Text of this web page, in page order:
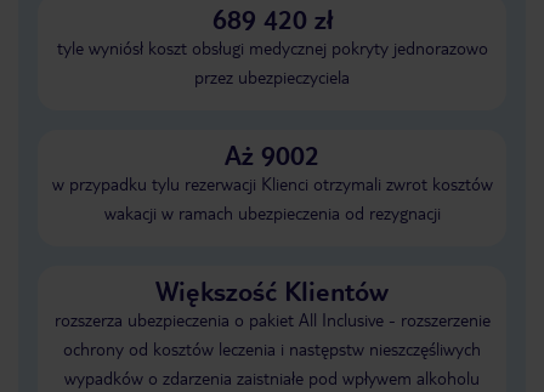
689 420 zł
tyle wyniósł koszt obsługi medycznej pokryty jednorazowo
przez ubezpieczyciela
Aż 9002
w przypadku tylu rezerwacji Klienci otrzymali zwrot kosztów
wakacji w ramach ubezpieczenia od rezygnacji
Większość Klientów
rozszerza ubezpieczenia o pakiet All Inclusive - rozszerzenie
ochrony od kosztów leczenia i następstw nieszczęśliwych
wypadków o zdarzenia zaistniałe pod wpływem alkoholu